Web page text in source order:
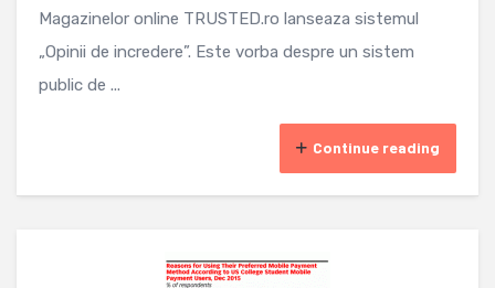
Magazinelor online TRUSTED.ro lanseaza sistemul
„Opinii de incredere”. Este vorba despre un sistem
public de ...
Continue reading